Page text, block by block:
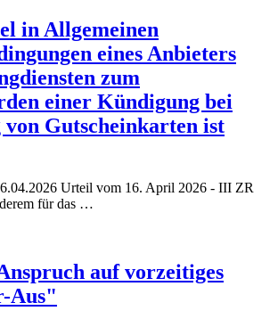
in Allgemeinen
eines Anbieters
zum
einer Kündigung bei
von Gutscheinkarten ist
Urteil vom 16. April 2026 - III ZR
für das …
auf vorzeitiges
Aus"